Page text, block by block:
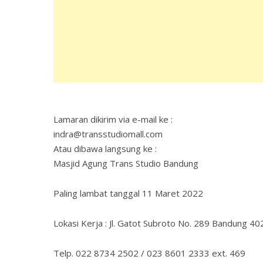
Lamaran dikirim via e-mail ke :
indra@transstudiomall.com
Atau dibawa langsung ke :
Masjid Agung Trans Studio Bandung
Paling lambat tanggal 11 Maret 2022
Lokasi Kerja : Jl. Gatot Subroto No. 289 Bandung
Telp. 022 8734 2502 / 023 8601 2333 ext. 469